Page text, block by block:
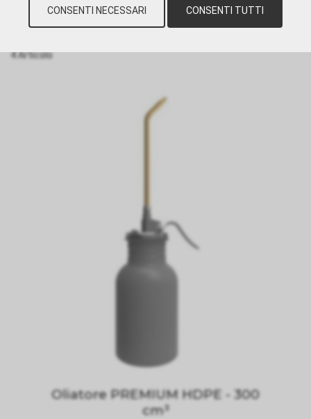
PER LIQUIDI › OLIATORE DI PRECISIONE
4 Articolo
Oliatore PREMIUM HDPE - 300
cm³
CONSENTI NECESSARI CONSENTI TUTTI